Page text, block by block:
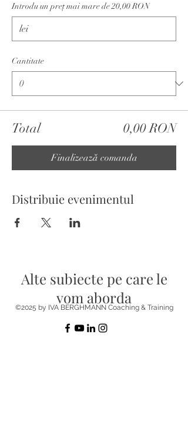
Introdu un preț mai mare de 20,00 RON
lei
Cantitate
Total 0,00 RON
Finalizează comanda
Distribuie evenimentul
Alte subiecte pe care le
vom aborda
©2025 by IVA BERGHMANN Coaching & Training